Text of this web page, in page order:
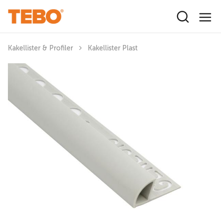
Kakellister & Profiler Kakellister Plast